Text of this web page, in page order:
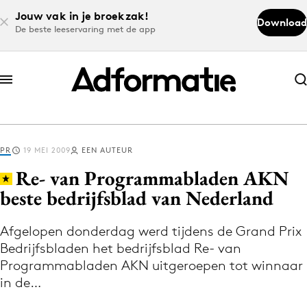
Jouw vak in je broekzak!
De beste leeservaring met de app
Download
Abonneer nu
Abonneer nu
Log in
Volg het laatste nieuws via de Adformatie
Nieuws app
PR 19 MEI 2009 EEN AUTEUR
Re- van Programmabladen AKN
beste bedrijfsblad van Nederland
Afgelopen donderdag werd tijdens de Grand Prix
Bedrijfsbladen het bedrijfsblad Re- van
Programmabladen AKN uitgeroepen tot winnaar
in de…